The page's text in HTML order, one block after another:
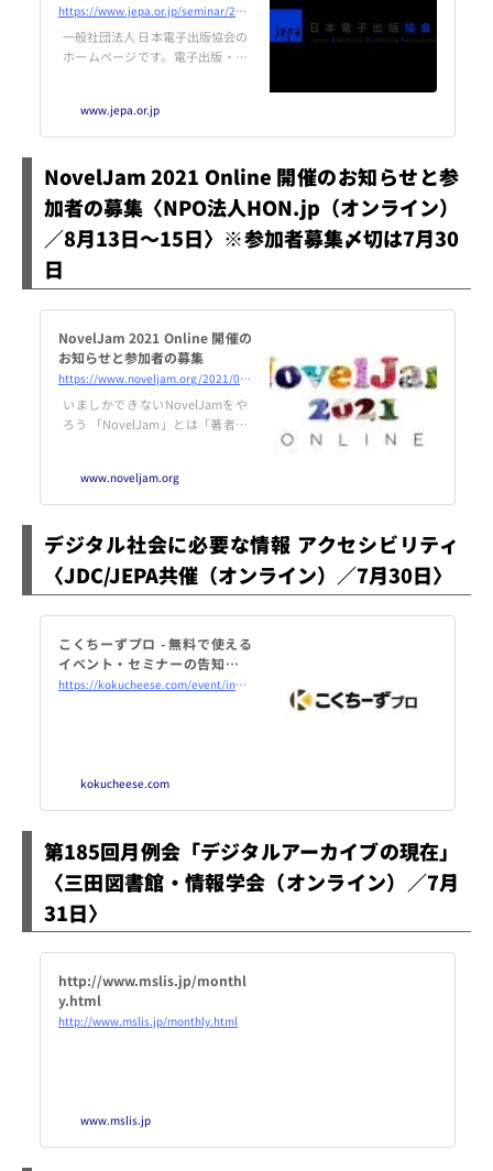
https://www.jepa.or.jp/seminar/20210727/
一般社団法人 日本電子出版協会の
ホームページです。電子出版・編
電子出版とは、会員限定情報など
配信しています。
www.jepa.or.jp
NovelJam 2021 Online 開催のお知らせと参
加者の募集〈NPO法人HON.jp（オンライン）
／8月13日～15日〉※参加者募集〆切は7月30
日
NovelJam 2021 Online 開催の
お知らせと参加者の募集
https://www.noveljam.org/2021/07/10088/
いましかできないNovelJamをや
ろう 「NovelJam」とは「著者」
www.noveljam.org
デジタル社会に必要な情報 アクセシビリティ
〈JDC/JEPA共催（オンライン）／7月30日〉
こくちーずプロ - 無料で使える
イベント・セミナーの告知・集
客サービス
https://kokucheese.com/event/index/613430/
kokucheese.com
第185回月例会「デジタルアーカイブの現在」
〈三田図書館・情報学会（オンライン）／7月
31日〉
http://www.mslis.jp/monthl
y.html
http://www.mslis.jp/monthly.html
www.mslis.jp